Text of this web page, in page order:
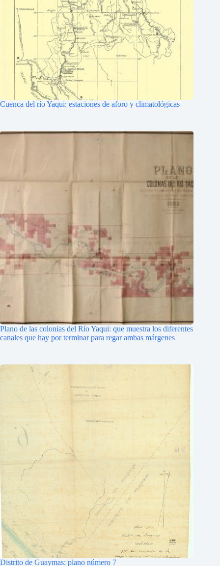
Cuenca del río Yaqui: estaciones de aforo y climatológicas
Plano de las colonias del Río Yaqui: que muestra los diferentes
canales que hay por terminar para regar ambas márgenes
Distrito de Guaymas: plano número 7